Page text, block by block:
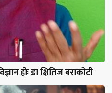
होः डा क्षितिज बराकोटी